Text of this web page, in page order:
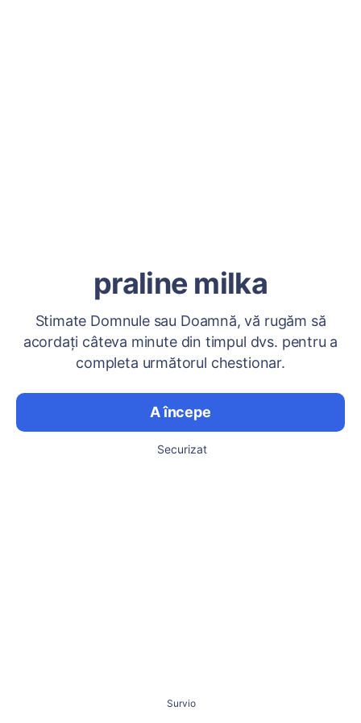
praline milka
Stimate Domnule sau Doamnă, vă rugăm să
acordați câteva minute din timpul dvs. pentru a
completa următorul chestionar.
A începe
Securizat
Survio